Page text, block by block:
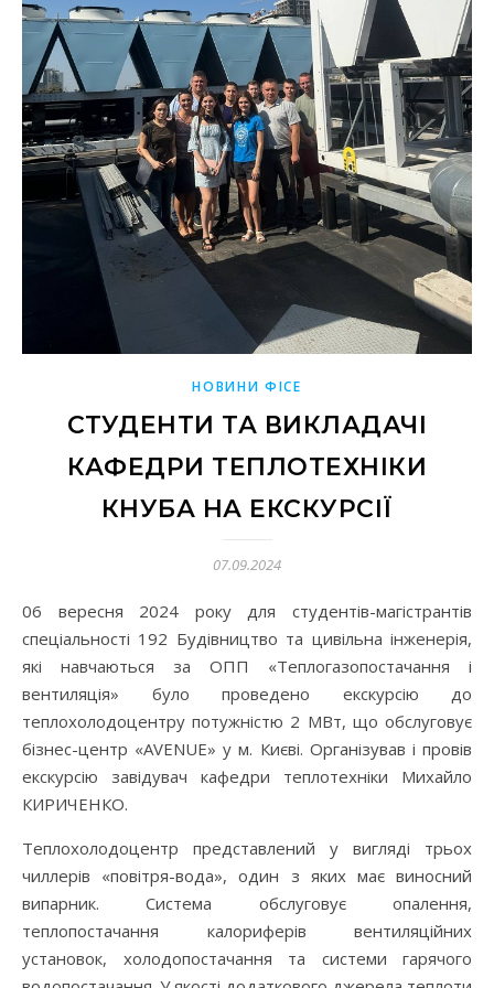
НОВИНИ ФІСЕ
СТУДЕНТИ ТА ВИКЛАДАЧІ
КАФЕДРИ ТЕПЛОТЕХНІКИ
КНУБА НА ЕКСКУРСІЇ
07.09.2024
06 вересня 2024 року для студентів-магістрантів
спеціальності 192 Будівництво та цивільна інженерія,
які навчаються за ОПП «Теплогазопостачання і
вентиляція» було проведено екскурсію до
теплохолодоцентру потужністю 2 МВт, що обслуговує
бізнес-центр «AVENUE» у м. Києві. Організував і провів
екскурсію завідувач кафедри теплотехніки Михайло
КИРИЧЕНКО.
Теплохолодоцентр представлений у вигляді трьох
чиллерів «повітря-вода», один з яких має виносний
випарник. Система обслуговує опалення,
теплопостачання калориферів вентиляційних
установок, холодопостачання та системи гарячого